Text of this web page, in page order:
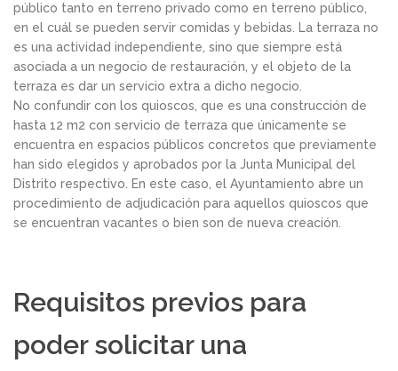
público tanto en terreno privado como en terreno público,
en el cuál se pueden servir comidas y bebidas. La terraza no
es una actividad independiente, sino que siempre está
asociada a un negocio de restauración, y el objeto de la
terraza es dar un servicio extra a dicho negocio.
No confundir con los quioscos, que es una construcción de
hasta 12 m2 con servicio de terraza que únicamente se
encuentra en espacios públicos concretos que previamente
han sido elegidos y aprobados por la Junta Municipal del
Distrito respectivo. En este caso, el Ayuntamiento abre un
procedimiento de adjudicación para aquellos quioscos que
se encuentran vacantes o bien son de nueva creación.
Requisitos previos para
poder solicitar una